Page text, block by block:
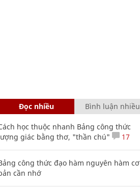
Đọc nhiều Bình luận nhiều
học thuộc nhanh Bảng công thức
giác bằng thơ, "thần chú"
17
công thức đạo hàm nguyên hàm cơ
cần nhớ